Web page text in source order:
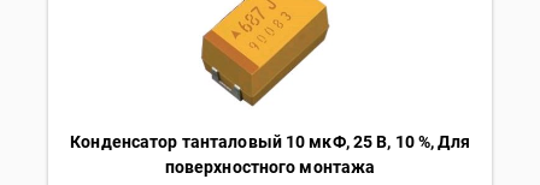
Конденсатор танталовый 10 мкФ, 25 В, 10 %, Для
поверхностного монтажа